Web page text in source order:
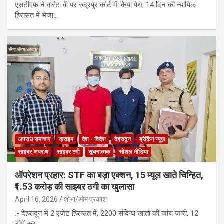
एसटीएफ ने वारंट-बी पर रुद्रपुर कोर्ट में किया पेश, 14 दिन की न्यायिक
हिरासत में भेजा…
अपराध समाचार क्राइम देश - विदेश देहरादून
ब्रेकिंग न्यूज़
साइबर अपराध
साइबर ठगी सूचनात्मक सोशल मीडिया
ऑपरेशन प्रहार: STF का बड़ा एक्शन, 15 म्यूल खाते चिन्हित,
₹1.53 करोड़ की साइबर ठगी का खुलासा
April 16, 2026 शोभा/ओम प्रकाश
:- देहरादून में 2 एजेंट हिरासत में, 2200 संदिग्ध खातों की जांच जारी; 12